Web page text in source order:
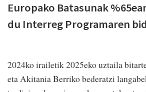
Europako Batasunak
du Interreg Programaren
2024ko irailetik 2025eko uztaila
eta Akitania Berriko bederatzi